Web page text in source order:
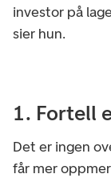
investor på
sier hun.
1. Fortell
Det er ingen
får mer